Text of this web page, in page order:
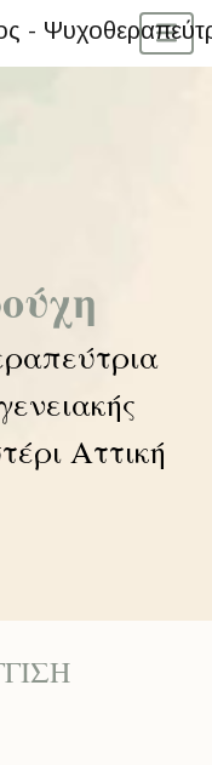
Αττική